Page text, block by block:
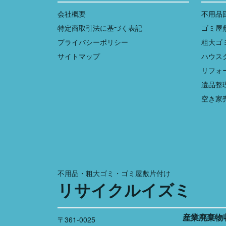
会社概要
特定商取引法に基づく表記
プライバシーポリシー
サイトマップ
不用品
ゴミ屋
粗大ゴ
ハウス
リフォ
遺品整
空き家
不用品・粗大ゴミ・ゴミ屋敷片付け
リサイクルイズミ
〒361-0025 産業廃棄物